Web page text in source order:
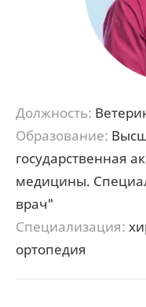
Должность:
Образование:
государственная
медицины.
врач"
Специализация:
ортопедия